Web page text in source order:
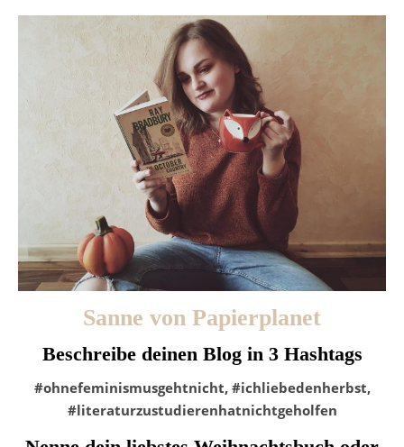
Sanne von Papierplanet
Beschreibe deinen Blog in 3 Hashtags
#ohnefeminismusgehtnicht, #ichliebedenherbst,
#literaturzustudierenhatnichtgeholfen